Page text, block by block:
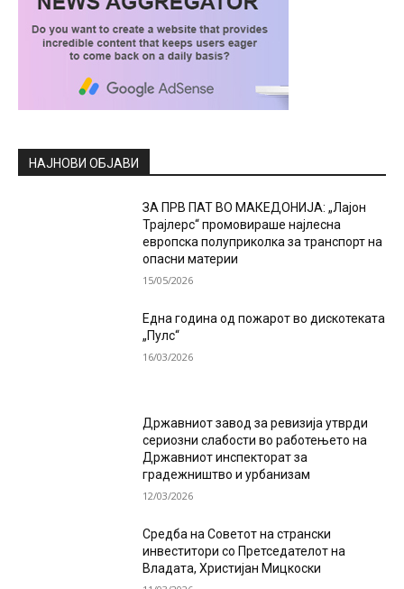
НАЈНОВИ ОБЈАВИ
ЗА ПРВ ПАТ ВО МАКЕДОНИЈА: „Лајон
Трајлерс“ промовираше најлесна
европска полуприколка за транспорт на
опасни материи
15/05/2026
Една година од пожарот во дискотеката
„Пулс“
16/03/2026
Државниот завод за ревизија утврди
сериозни слабости во работењето на
Државниот инспекторат за
градежништво и урбанизам
12/03/2026
Средба на Советот на странски
инвеститори со Претседателот на
Владата, Христијан Мицкоски